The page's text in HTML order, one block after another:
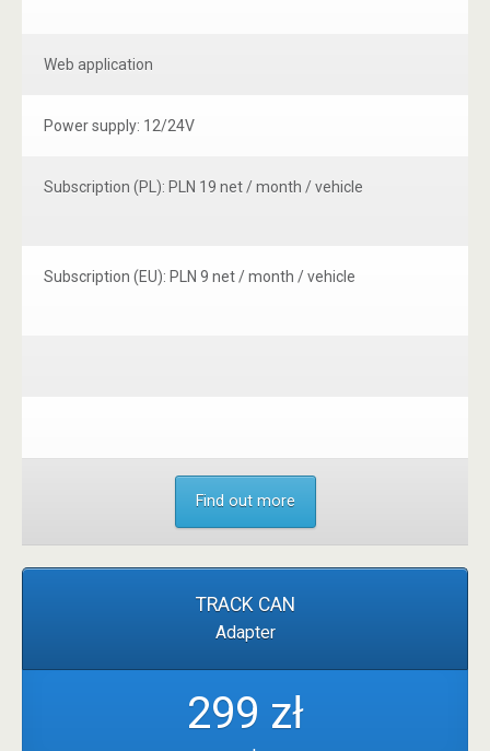
Web application
Power supply: 12/24V
Subscription (PL): PLN 19 net / month / vehicle
Subscription (EU): PLN 9 net / month / vehicle
Find out more
TRACK CAN
Adapter
299 zł